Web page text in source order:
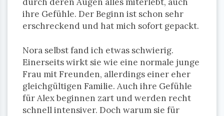
ihre Gefühle. Der Beginn ist schon sehr
erschreckend und hat mich sofort gepackt.
Nora selbst fand ich etwas schwierig.
Einerseits wirkt sie wie eine normale junge
Frau mit Freunden, allerdings einer eher
gleichgültigen Familie. Auch ihre Gefühle
für Alex beginnen zart und werden recht
schnell intensiver. Doch warum sie für